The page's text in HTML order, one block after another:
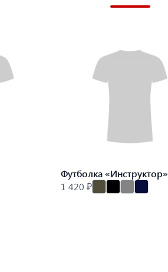
Футболка «Инструктор»
1 420 ₽